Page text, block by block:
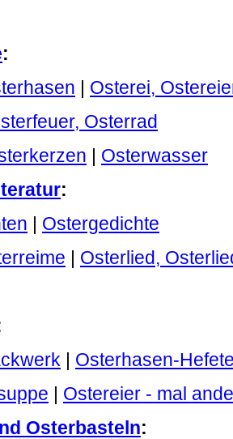
:
Osterei,
Osterrad
Osterwasser
:
Ostergedichte
Osterlied,
Osterhasen-
Ostereier - mal
Osterbasteln: